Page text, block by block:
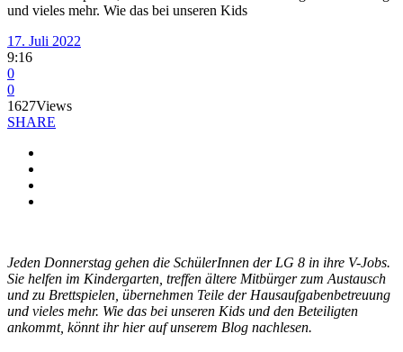
und vieles mehr. Wie das bei unseren Kids
17. Juli 2022
9:16
0
0
1627Views
SHARE
Jeden Donnerstag gehen die SchülerInnen der LG 8 in ihre V-Jobs.
Sie helfen im Kindergarten, treffen ältere Mitbürger zum Austausch
und zu Brettspielen, übernehmen Teile der Hausaufgabenbetreuung
und vieles mehr. Wie das bei unseren Kids und den Beteiligten
ankommt, könnt ihr hier auf unserem Blog nachlesen.